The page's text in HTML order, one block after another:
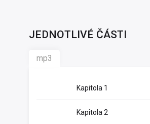
JEDNOTLIVÉ ČÁSTI
mp3
Kapitola 1
Kapitola 2